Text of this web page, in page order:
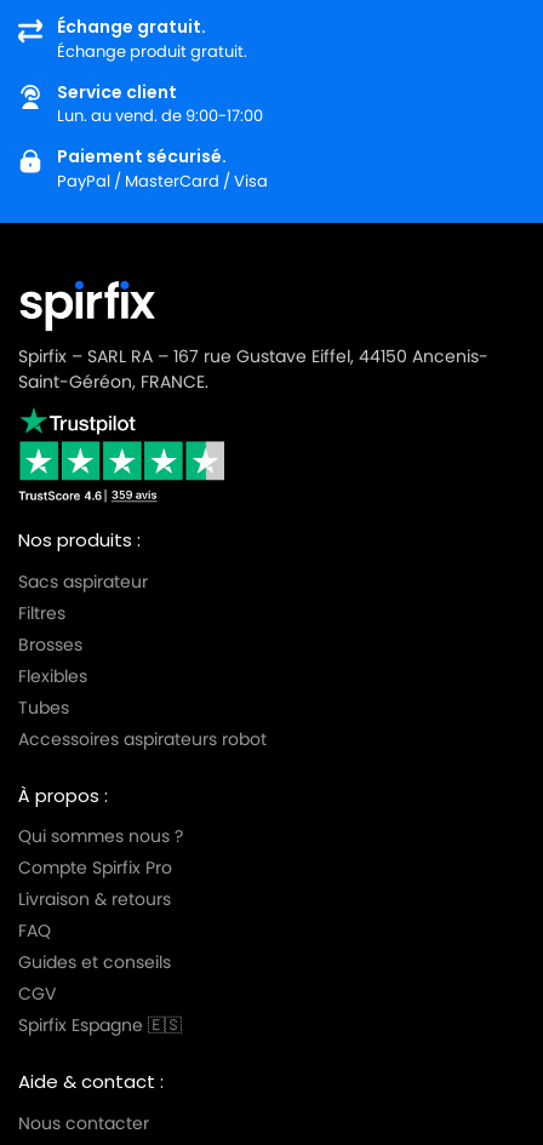
Échange gratuit.
Échange produit gratuit.
Service client
Lun. au vend. de 9:00-17:00
Paiement sécurisé.
PayPal / MasterCard / Visa
Spirfix – SARL RA – 167 rue Gustave Eiffel, 44150 Ancenis-
Saint-Géréon, FRANCE.
Nos produits :
Sacs aspirateur
Filtres
Brosses
Flexibles
Tubes
Accessoires aspirateurs robot
À propos :
Qui sommes nous ?
Compte Spirfix Pro
Livraison & retours
FAQ
Guides et conseils
CGV
Spirfix Espagne 🇪🇸
Aide & contact :
Nous contacter